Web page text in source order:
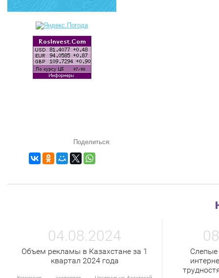
Поделиться:
04.08.2024
Объем рекламы в Казахстане за 1
квартал 2024 года